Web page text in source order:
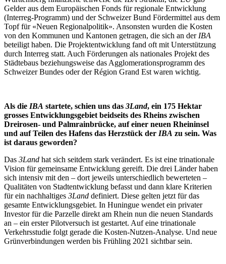
Gelder aus dem Europäischen Fonds für regionale Entwicklung
(Interreg-Programm) und der Schweizer Bund Fördermittel aus dem
Topf für «Neuen Regionalpolitik». Ansonsten wurden die Kosten
von den Kommunen und Kantonen getragen, die sich an derIBA
beteiligt haben. Die Projektentwicklung fand oft mit Unterstützung
durch Interreg statt. Auch Förderungen als nationales Projekt des
Städtebaus beziehungsweise das Agglomerationsprogramm des
Schweizer Bundes oder der Région Grand Est waren wichtig.
Als die IBA startete, schien uns das 3Land, ein 175 Hektar
grosses Entwicklungsgebiet beidseits des Rheins zwischen
Dreirosen- und Palmrainbrücke, auf einer neuen Rheininsel
und auf Teilen des Hafens das Herzstück der IBA zu sein. Was
ist daraus geworden?
Das 3Land hat sich seitdem stark verändert. Es ist eine trinationale
Vision für gemeinsame Entwicklung gereift. Die drei Länder haben
sich intensiv mit den – dort jeweils unterschiedlich bewerteten –
Qualitäten von Stadtentwicklung befasst und dann klare Kriterien
für ein nachhaltiges 3Land definiert. Diese gelten jetzt für das
gesamte Entwicklungsgebiet. In Huningue wendet ein privater
Investor für die Parzelle direkt am Rhein nun die neuen Standards
an – ein erster Pilotversuch ist gestartet. Auf eine trinationale
Verkehrsstudie folgt gerade die Kosten-Nutzen-Analyse. Und neue
Grünverbindungen werden bis Frühling 2021 sichtbar sein.